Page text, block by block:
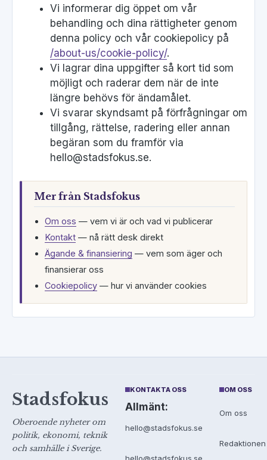
Vi informerar dig öppet om vår
behandling och dina rättigheter genom
denna policy och vår cookiepolicy på
/about-us/cookie-policy/.
Vi lagrar dina uppgifter så kort tid som
möjligt och raderar dem när de inte
längre behövs för ändamålet.
Vi svarar skyndsamt på förfrågningar om
tillgång, rättelse, radering eller annan
begäran som du framför via
hello@stadsfokus.se.
Mer från Stadsfokus
Om oss — vem vi är och vad vi publicerar
Kontakt — nå rätt desk direkt
Ägande & finansiering — vem som äger och
finansierar oss
Cookiepolicy — hur vi använder cookies
Stadsfokus
Oberoende nyheter om
politik, ekonomi, teknik
och samhälle i Sverige.
KONTAKTA OSS
Allmänt:
hello@stadsfokus.se
hello@stadsfokus.se
OM OSS
Om oss
Redaktionen